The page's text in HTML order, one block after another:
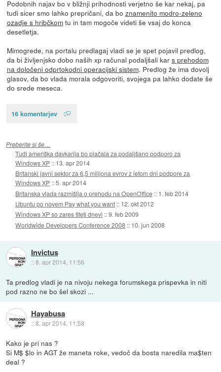
Podobnih najav bo v bližnji prihodnosti verjetno še kar nekaj, pa
tudi sicer smo lahko prepričani, da bo znamenito modro-zeleno
ozadje s hribčkomtu in tam mogoče videti še vsaj do konca
desetletja.
Mimogrede, na portalu predlagaj vladi se je spet pojavil predlog,
da bi življenjsko dobo naših xp računal podaljšali kar s prehodom
na določeni odprtokodni operacijski sistem. Predlog že ima dovolj
glasov, da bo vlada morala odgovoriti, svojega pa lahko dodate še
do srede meseca.
16 komentarjev
Preberite si še…
Tudi ameriška davkarija bo plačala za podaljšano podporo za
Windows XP :: 13. apr 2014
Britanski javni sektor za 6,5 milijona evrov z letom dni podpore za
Windows XP ::5. apr 2014
Britanska vlada razmišlja o prehodu na OpenOffice :: 1. feb 2014
Ubuntu po novem Pay what you want :: 12. okt 2012
Windows XP so zares šteti dnevi ::9. feb 2009
Worldwide Developers Conference 2008 :: 10. jun 2008
Invictus
::8. apr 2014, 11:56
Ta predlog vladi je na nivoju nekega forumskega prispevka in niti
pod razno ne bo šel skozi ...
Hayabusa
::8. apr 2014, 11:58
Kako je pri nas ?
Si M$ $lo in AGT že maneta roke, vedoč da bosta naredila ma$ten
deal ?